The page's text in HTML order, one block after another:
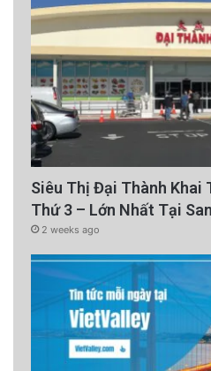
Siêu Thị Đại Thành Khai
Thứ 3 – Lớn Nhất Tại
2 weeks ago